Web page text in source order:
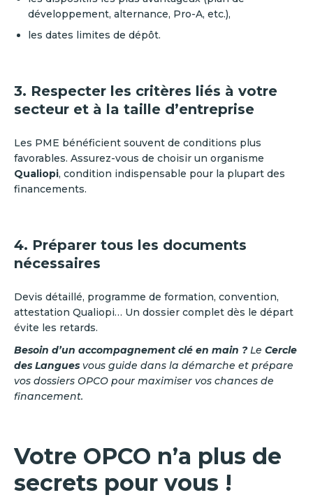
développement, alternance, Pro-A, etc.),
les dates limites de dépôt.
3. Respecter les critères liés à votre
secteur et à la taille d’entreprise
Les PME bénéficient souvent de conditions plus
favorables. Assurez-vous de choisir un organisme
Qualiopi, condition indispensable pour la plupart des
financements.
4. Préparer tous les documents
nécessaires
Devis détaillé, programme de formation, convention,
attestation Qualiopi… Un dossier complet dès le départ
évite les retards.
Besoin d’un accompagnement clé en main ?Le Cercle
des Langues vous guide dans la démarche et prépare
vos dossiers OPCO pour maximiser vos chances de
financement.
Votre OPCO n’a plus de
secrets pour vous !